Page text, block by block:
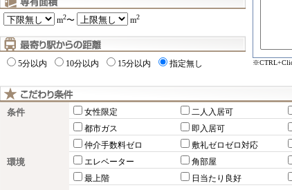
m2〜 m2
5分以内 10分以内 15分以内 指定無し
条件 女性限定 二人入居可
都市ガス
即入居可
仲介手数料ゼロ
敷礼ゼロゼロ対応
環境 エレベーター 角部屋
最上階
日当たり良好